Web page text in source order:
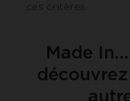
ces critères.
Made